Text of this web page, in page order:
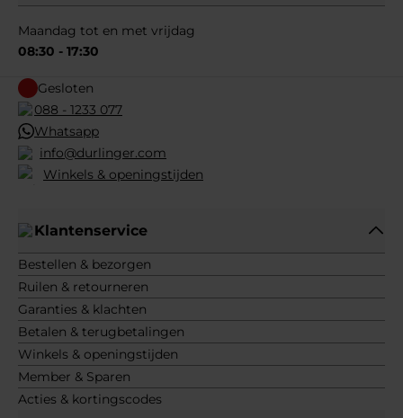
Maandag tot en met vrijdag
08:30 - 17:30
Gesloten
088 - 1233 077
Whatsapp
info@durlinger.com
Winkels & openingstijden
Klantenservice
Bestellen & bezorgen
Ruilen & retourneren
Garanties & klachten
Betalen & terugbetalingen
Winkels & openingstijden
Member & Sparen
Acties & kortingscodes